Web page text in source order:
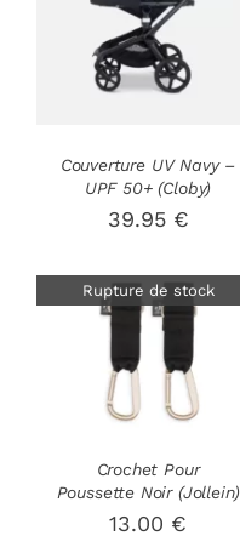
PANIER
DÉTAILS
Couverture UV Navy –
UPF 50+ (Cloby)
39.95 €
Rupture de stock
DÉTAILS
Crochet Pour
Poussette Noir (Jollein)
13.00 €